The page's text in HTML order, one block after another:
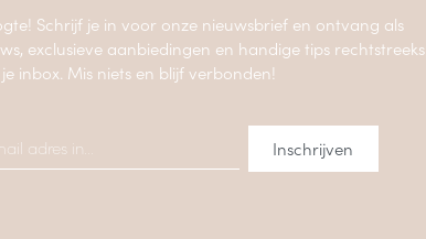
Schrijf je in voor onze nieuwsbrief en ontvang als
exclusieve aanbiedingen en handige tips rechtstreeks
inbox. Mis niets en blijf verbonden!